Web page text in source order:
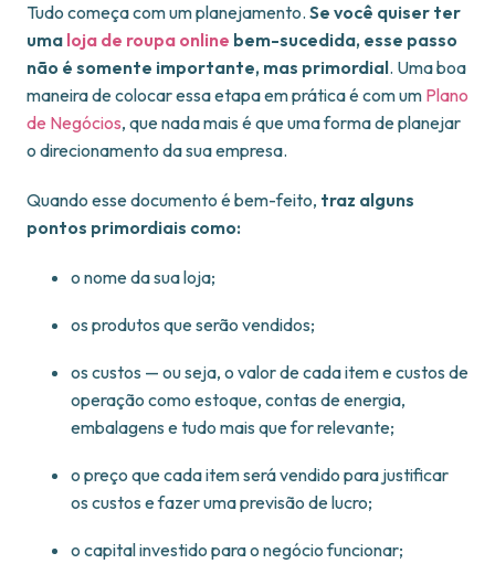
Tudo começa com um planejamento. Se você quiser ter
uma loja de roupa online bem-sucedida, esse passo
não é somente importante, mas primordial. Uma boa
maneira de colocar essa etapa em prática é com um Plano
de Negócios, que nada mais é que uma forma de planejar
o direcionamento da sua empresa.
Quando esse documento é bem-feito, traz alguns
pontos primordiais como:
o nome da sua loja;
os produtos que serão vendidos;
os custos — ou seja, o valor de cada item e custos de
operação como estoque, contas de energia,
embalagens e tudo mais que for relevante;
o preço que cada item será vendido para justificar
os custos e fazer uma previsão de lucro;
o capital investido para o negócio funcionar;